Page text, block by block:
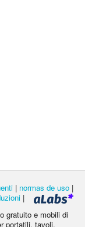
| normas de uso |
|
gratuito e mobili di
portatili, tavoli,